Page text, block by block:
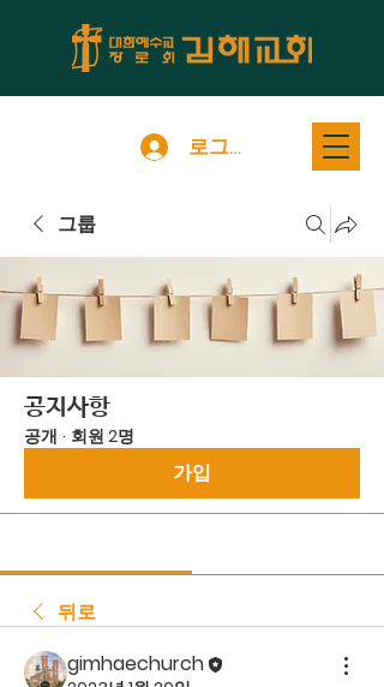
로그인
그룹
공지사항
공개 · 회원 2명
가입
뒤로
gimhaechurch